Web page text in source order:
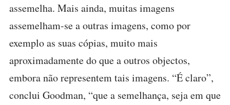
assemelha. Mais ainda, muitas imagens
assemelham-se a outras imagens, como por
exemplo as suas cópias, muito mais
aproximadamente do que a outros objectos,
embora não representem tais imagens. “É claro”,
conclui Goodman, “que a semelhança, seja em que